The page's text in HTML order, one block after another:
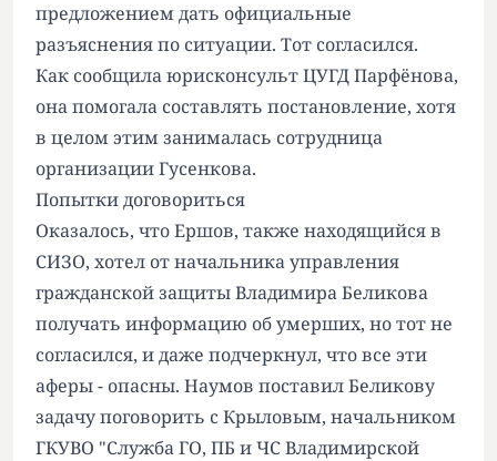
предложением дать официальные
разъяснения по ситуации. Тот согласился.
Как сообщила юрисконсульт ЦУГД Парфёнова,
она помогала составлять постановление, хотя
в целом этим занималась сотрудница
организации Гусенкова.
Попытки договориться
Оказалось, что Ершов, также находящийся в
СИЗО, хотел от начальника управления
гражданской защиты Владимира Беликова
получать информацию об умерших, но тот не
согласился, и даже подчеркнул, что все эти
аферы - опасны. Наумов поставил Беликову
задачу поговорить с Крыловым, начальником
ГКУВО "Служба ГО, ПБ и ЧС Владимирской